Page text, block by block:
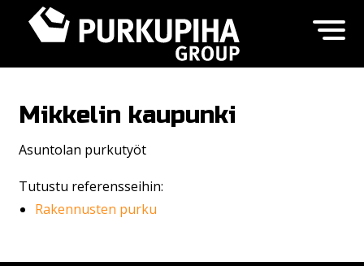
Mikkelin kaupunki
Asuntolan purkutyöt
Tutustu referensseihin:
Rakennusten purku